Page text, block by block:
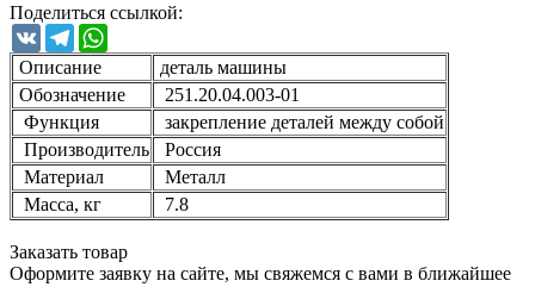
Поделиться ссылкой:
VK Telegram
Описание
деталь машины
Обозначение
251.20.04.003-01
Функция
закрепление деталей между собой
Производитель
Россия
Материал
Металл
Масса, кг
7.8
Заказать товар
Оформите заявку на сайте, мы свяжемся с вами в ближайшее